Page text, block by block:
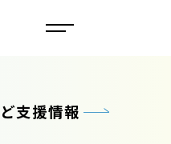
支援情報